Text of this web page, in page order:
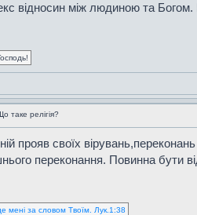
відносин між людиною та Богом.
таке релігія?
прояв своїх
переконання. Повинна бути
мені за словом Твоїм. Лук.1:38